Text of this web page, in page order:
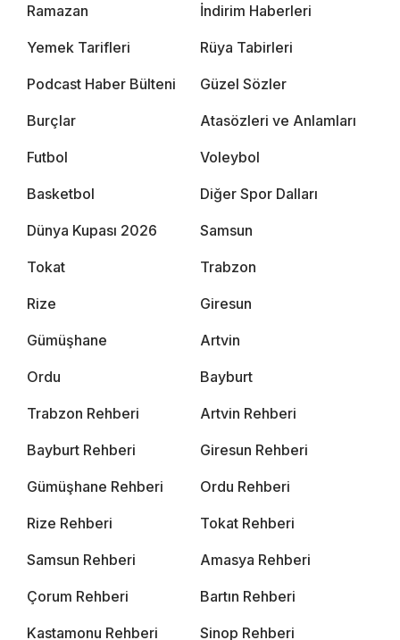
Ramazan İndirim Haberleri
Yemek Tarifleri Rüya Tabirleri
Podcast Haber Bülteni Güzel Sözler
Burçlar Atasözleri ve Anlamları
Futbol Voleybol
Basketbol Diğer Spor Dalları
Dünya Kupası 2026 Samsun
Tokat Trabzon
Rize Giresun
Gümüşhane Artvin
Ordu Bayburt
Trabzon Rehberi Artvin Rehberi
Bayburt Rehberi Giresun Rehberi
Gümüşhane Rehberi Ordu Rehberi
Rize Rehberi Tokat Rehberi
Samsun Rehberi Amasya Rehberi
Çorum Rehberi Bartın Rehberi
Kastamonu Rehberi Sinop Rehberi